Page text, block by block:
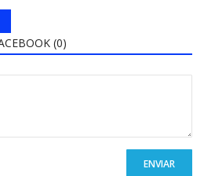
(0)
ENVIAR